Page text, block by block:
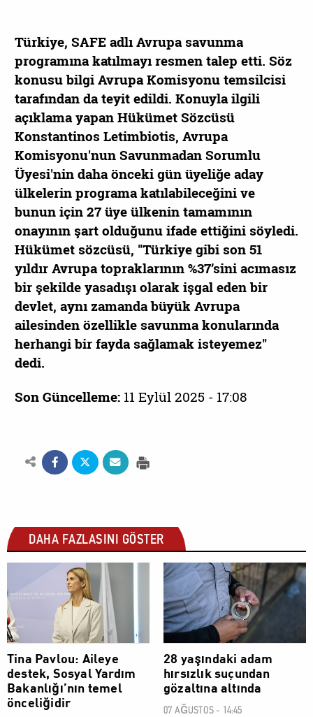
Türkiye, SAFE adlı Avrupa savunma
programına katılmayı resmen talep etti. Söz
konusu bilgi Avrupa Komisyonu temsilcisi
tarafından da teyit edildi. Konuyla ilgili
açıklama yapan Hükümet Sözcüsü
Konstantinos Letimbiotis, Avrupa
Komisyonu'nun Savunmadan Sorumlu
Üyesi'nin daha önceki gün üyeliğe aday
ülkelerin programa katılabileceğini ve
bunun için 27 üye ülkenin tamamının
onayının şart olduğunu ifade ettiğini söyledi.
Hükümet sözcüsü, "Türkiye gibi son 51
yıldır Avrupa topraklarının %37’sini acımasız
bir şekilde yasadışı olarak işgal eden bir
devlet, aynı zamanda büyük Avrupa
ailesinden özellikle savunma konularında
herhangi bir fayda sağlamak isteyemez"
dedi.
Son Güncelleme: 11 Eylül 2025 - 17:08
DAHA FAZLASINI GÖSTER
Tina Pavlou: Aileye
destek, Sosyal Yardım
Bakanlığı’nın temel
önceliğidir
SOSYAL
28 yaşındaki adam
hırsızlık suçundan
gözaltına altında
07 AĞUSTOS - 14:45